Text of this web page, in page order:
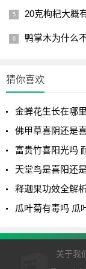
20克枸杞大概
鸭掌木为什么不
猜你喜欢
金蝉花生长在哪
佛甲草喜阴还是
富贵竹喜阳光吗
天堂鸟是喜阳还
释迦果功效全解
瓜叶菊有毒吗 瓜
关于我